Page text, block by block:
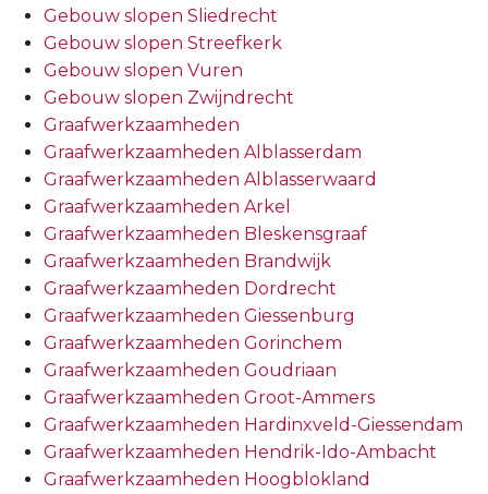
Gebouw slopen Sliedrecht
Gebouw slopen Streefkerk
Gebouw slopen Vuren
Gebouw slopen Zwijndrecht
Graafwerkzaamheden
Graafwerkzaamheden Alblasserdam
Graafwerkzaamheden Alblasserwaard
Graafwerkzaamheden Arkel
Graafwerkzaamheden Bleskensgraaf
Graafwerkzaamheden Brandwijk
Graafwerkzaamheden Dordrecht
Graafwerkzaamheden Giessenburg
Graafwerkzaamheden Gorinchem
Graafwerkzaamheden Goudriaan
Graafwerkzaamheden Groot-Ammers
Graafwerkzaamheden Hardinxveld-Giessendam
Graafwerkzaamheden Hendrik-Ido-Ambacht
Graafwerkzaamheden Hoogblokland